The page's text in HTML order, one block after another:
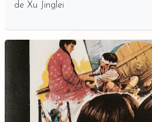
de Xu Jinglei